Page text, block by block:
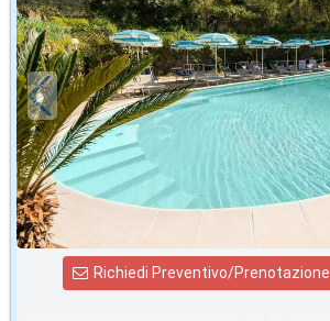
in offerta da
€82,71
a notte
Richiedi Preventivo/Prenotazione